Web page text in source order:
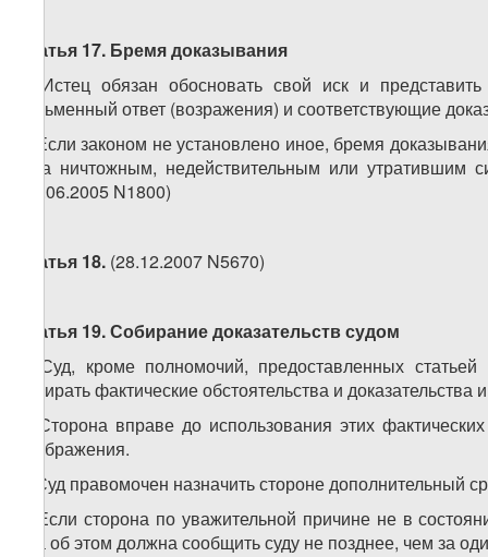
Статья 17. Бремя доказывания
1. Истец обязан обосновать свой иск и
письменный ответ (возражения) и соответствующие
2. Если законом не установлено иное, бремя
акта ничтожным, недействительным или утратившим
(24.06.2005 N1800)
Статья 18. (28.12.2007 N5670)
Статья 19. Собирание доказательств судом
1. Суд, кроме полномочий, предоставленных
собирать фактические обстоятельства и
2. Сторона вправе до использования этих
соображения.
3. Суд правомочен назначить стороне дополнительный
4. Если сторона по уважительной причине не в
она об этом должна сообщить суду не позднее, чем за